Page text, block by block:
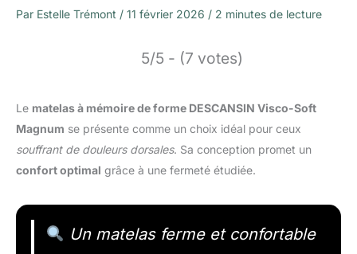
Par Estelle Trémont / 11 février 2026 / 2 minutes de lecture
5/5 - (7 votes)
Le matelas à mémoire de forme DESCANSIN Visco-Soft
Magnum se présente comme un choix idéal pour ceux
souffrant de douleurs dorsales. Sa conception promet un
confort optimal grâce à une fermeté étudiée.
Un matelas ferme et confortable